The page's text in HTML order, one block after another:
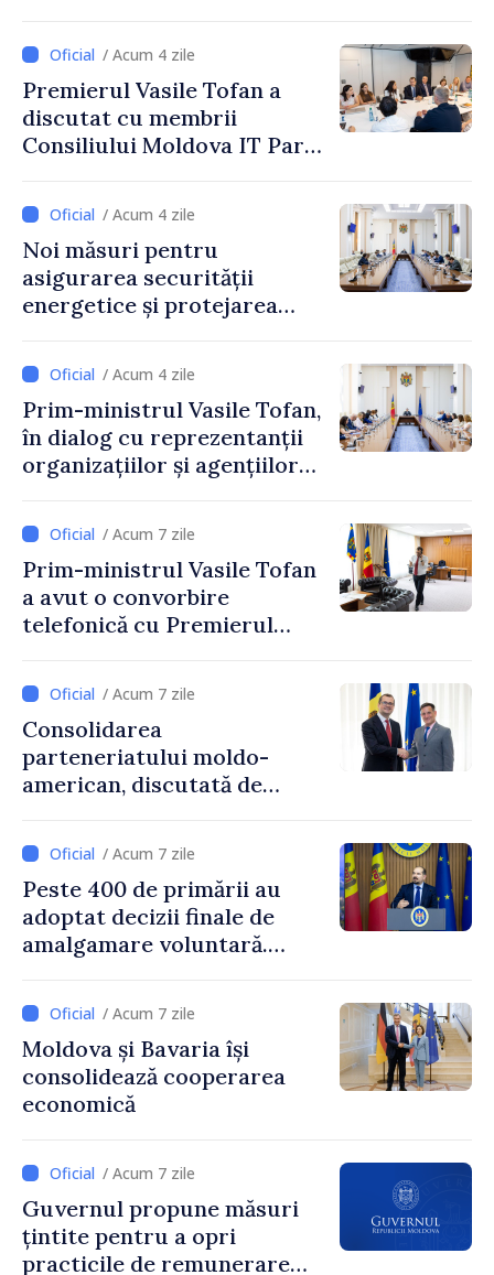
/ Acum 4 zile
Premierul Vasile Tofan a
discutat cu membrii
Consiliului Moldova IT Park:
industriei IT”
/ Acum 4 zile
Noi măsuri pentru
asigurarea securității
energetice și protejarea
de CNMC
/ Acum 4 zile
Prim-ministrul Vasile Tofan,
în dialog cu reprezentanții
organizațiilor și agențiilor
Moldova
/ Acum 7 zile
Prim-ministrul Vasile Tofan
a avut o convorbire
telefonică cu Premierul
/ Acum 7 zile
Consolidarea
parteneriatului moldo-
american, discutată de
și însărcinatul cu afaceri al
SUA, Nick Pietrowicz
/ Acum 7 zile
Peste 400 de primării au
adoptat decizii finale de
amalgamare voluntară.
Guvernului, Alexei Buzu:
„85,5% dintre primării au
inițiat procesul. Le
mulțumim aleșilor locali
pentru că au pus pe primul
dezvoltar
/ Acum 7 zile
Moldova și Bavaria își
consolidează cooperarea
economică
/ Acum 7 zile
Guvernul propune măsuri
țintite pentru a opri
practicile de remunerare